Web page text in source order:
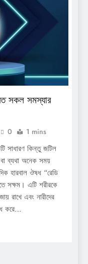
সকল সমস্যার
0 1 mins
সাধারণ কিন্তু জটিল
ব্যথা অনেক সময়
হারবাল ঔষধ “রেডি
সক্ষম। এটি শরীরকে
রাখে এবং নারীদের
করে…